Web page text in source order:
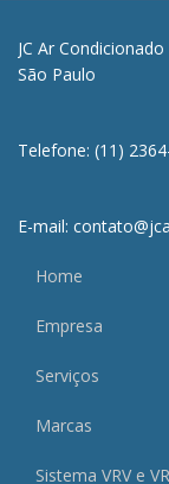
JC Ar
São Paulo
Telefone: (11)
E-mail:
Home
Empresa
Serviços
Marcas
Sistema VRV e